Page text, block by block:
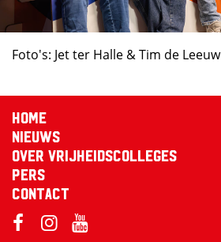
Foto's: Jet ter Halle & Tim de Leeuw
Home
Nieuws
Over Vrijheidscolleges
Pers
Contact